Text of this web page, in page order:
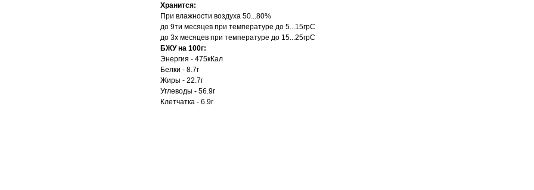
Хранится:
При влажности воздуха 50...80%
до 9ти месяцев при температуре до 5...15грС
до 3х месяцев при температуре до 15...25грС
БЖУ на 100г:
Энергия - 475кКал
Белки - 8.7г
Жиры - 22.7г
Углеводы - 56.9г
Клетчатка - 6.9г